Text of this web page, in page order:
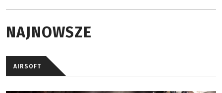
NAJNOWSZE
AIRSOFT